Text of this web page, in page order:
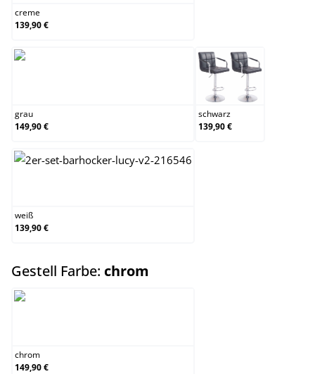
creme
139,90 €
grau
149,90 €
schwarz
schwarz
139,90 €
weiß
139,90 €
Gestell Farbe: chrom
chrom
149,90 €